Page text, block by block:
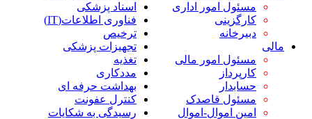
مسئول امور اداری
کارگزینی
دبیرخانه
مالی
مسئول امور مالی
کارپرداز
حسابدار
مسئول قاصدک
امین اموال-اموال
اسناد پزشکی
فناوری اطلاعات(IT)
ترخیص
تجهیزات پزشکی
تغذیه
مددکاری
بهداشت حرفه ای
کنترل عفونت
رسیدگی به شکایات